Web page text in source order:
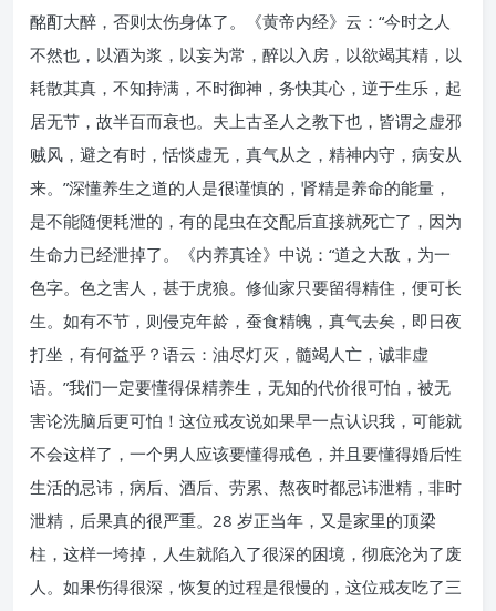
酩酊大醉，否则太伤身体了。《黄帝内经》云：“今时之人
不然也，以酒为浆，以妄为常，醉以入房，以欲竭其精，以
耗散其真，不知持满，不时御神，务快其心，逆于生乐，起
居无节，故半百而衰也。夫上古圣人之教下也，皆谓之虚邪
贼风，避之有时，恬惔虚无，真气从之，精神内守，病安从
来。”深懂养生之道的人是很谨慎的，肾精是养命的能量，
是不能随便耗泄的，有的昆虫在交配后直接就死亡了，因为
生命力已经泄掉了。《内养真诠》中说：“道之大敌，为一
色字。色之害人，甚于虎狼。修仙家只要留得精住，便可长
生。如有不节，则侵克年龄，蚕食精魄，真气去矣，即日夜
打坐，有何益乎？语云：油尽灯灭，髓竭人亡，诚非虚
语。”我们一定要懂得保精养生，无知的代价很可怕，被无
害论洗脑后更可怕！这位戒友说如果早一点认识我，可能就
不会这样了，一个男人应该要懂得戒色，并且要懂得婚后性
生活的忌讳，病后、酒后、劳累、熬夜时都忌讳泄精，非时
泄精，后果真的很严重。28 岁正当年，又是家里的顶梁
柱，这样一垮掉，人生就陷入了很深的困境，彻底沦为了废
人。如果伤得很深，恢复的过程是很慢的，这位戒友吃了三